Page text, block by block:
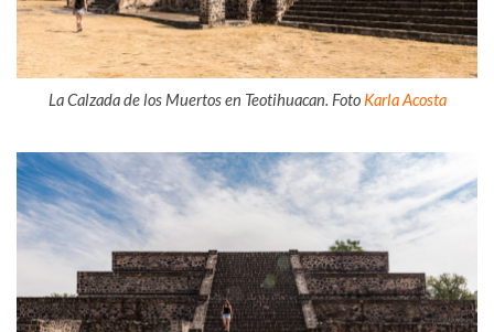
La Calzada de los Muertos en Teotihuacan. Foto Karla Acosta